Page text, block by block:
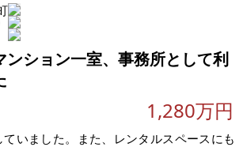
おり、大学及び住宅街がすぐ近くにあり
以内にあり各種交通手段でのアクセスが
ンション一室、事務所として利
1,280万円
いました。また、レンタルスペースにも